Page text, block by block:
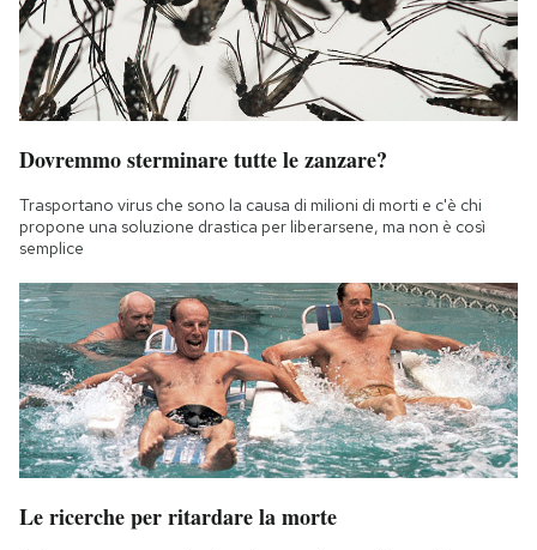
Dovremmo sterminare tutte le zanzare?
Trasportano virus che sono la causa di milioni di morti e c'è chi
propone una soluzione drastica per liberarsene, ma non è così
semplice
Le ricerche per ritardare la morte